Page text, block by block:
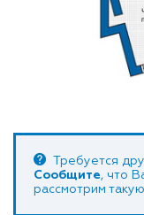
Требуется
Сообщите, что
рассмотрим